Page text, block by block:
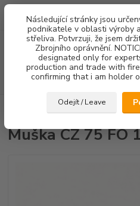
Následující stránky jsou
podnikatele v oblasti výroby
střeliva. Potvrzuji, že jsem
Zbrojního oprávnění.
designated only for
production and trade with
confirming that i am holder
Odejít / Leave
Muška CZ 75 FO
Muška CZ 75 FO